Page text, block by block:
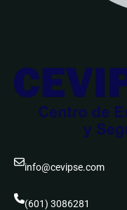
info@cevipse.com
(601) 3086281